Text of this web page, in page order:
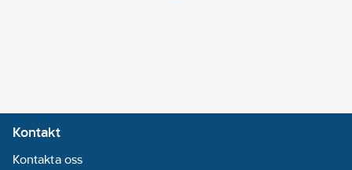
Kontakt
Kontakta oss